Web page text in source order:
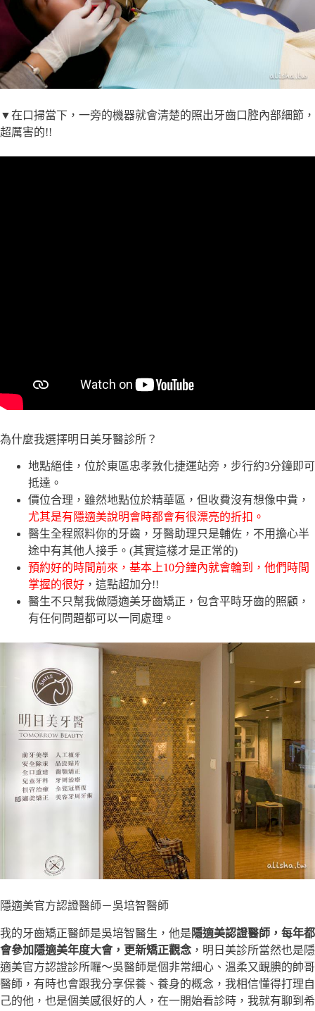
▼在口掃當下，一旁的機器就會清楚的照出牙齒口腔內部細節，
超厲害的!!
為什麼我選擇明日美牙醫診所？
地點絕佳，位於東區忠孝敦化捷運站旁，步行約3分鐘即可
抵達。
價位合理，雖然地點位於精華區，但收費沒有想像中貴，
尤其是有隱適美說明會時都會有很漂亮的折扣。
醫生全程照料你的牙齒，牙醫助理只是輔佐，不用擔心半
途中有其他人接手。(其實這樣才是正常的)
預約好的時間前來，基本上10分鐘內就會輪到，他們時間
掌握的很好 ，這點超加分!!
醫生不只幫我做隱適美牙齒矯正，包含平時牙齒的照顧，
有任何問題都可以一同處理。
隱適美官方認證醫師－吳培智醫師
我的牙齒矯正醫師是吳培智醫生，他是 隱適美認證醫師，每年都
會參加隱適美年度大會，更新矯正觀念 ，明日美診所當然也是隱
適美官方認證診所囉～吳醫師是個非常細心、溫柔又靦腆的帥哥
醫師，有時也會跟我分享保養、養身的概念，我相信懂得打理自
己的他，也是個美感很好的人，在一開始看診時，我就有聊到希